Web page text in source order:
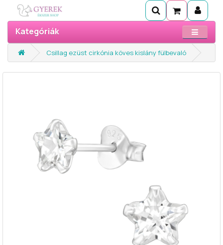
Kategóriák
Csillag ezüst cirkónia köves kislány fülbevaló